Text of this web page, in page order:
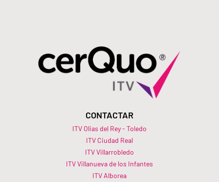
CONTACTAR
ITV Olias del Rey - Toledo
ITV Ciudad Real
ITV Villarrobledo
ITV Villanueva de los Infantes
ITV Alborea